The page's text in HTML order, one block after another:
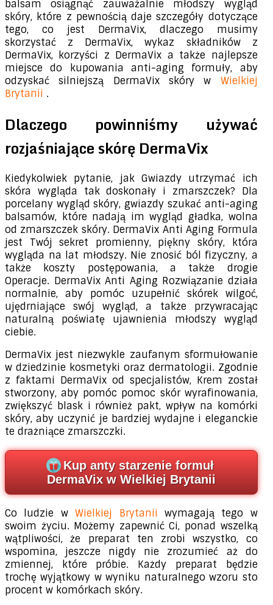
balsam osiągnąć zauważalnie młodszy wygląd
skóry, które z pewnością daje szczegóły dotyczące
tego, co jest DermaVix, dlaczego musimy
skorzystać z DermaVix, wykaz składników z
DermaVix, korzyści z DermaVix a także najlepsze
miejsce do kupowania anti-aging formuły, aby
odzyskać silniejszą DermaVix skóry w Wielkiej
Brytanii .
Dlaczego powinniśmy używać
rozjaśniające skórę DermaVix
Kiedykolwiek pytanie, jak Gwiazdy utrzymać ich
skóra wygląda tak doskonały i zmarszczek? Dla
porcelany wygląd skóry, gwiazdy szukać anti-aging
balsamów, które nadają im wygląd gładka, wolna
od zmarszczek skóry. DermaVix Anti Aging Formula
jest Twój sekret promienny, piękny skóry, która
wygląda na lat młodszy. Nie znosić ból fizyczny, a
także koszty postępowania, a także drogie
Operacje. DermaVix Anti Aging Rozwiązanie działa
normalnie, aby pomóc uzupełnić skórek wilgoć,
ujędrniające swój wygląd, a także przywracając
naturalną poświatę ujawnienia młodszy wygląd
ciebie.
DermaVix jest niezwykle zaufanym sformułowanie
w dziedzinie kosmetyki oraz dermatologii. Zgodnie
z faktami DermaVix od specjalistów, Krem został
stworzony, aby pomóc pomoc skór wyrafinowania,
zwiększyć blask i również pakt, wpływ na komórki
skóry, aby uczynić je bardziej wydajne i eleganckie
te drażniące zmarszczki.
Kup anty starzenie formuł
DermaVix w Wielkiej Brytanii
Co ludzie wWielkiej Brytanii wymagają tego w
swoim życiu. Możemy zapewnić Ci, ponad wszelką
wątpliwości, że preparat ten zrobi wszystko, co
wspomina, jeszcze nigdy nie zrozumieć aż do
zmiennej, które próbie. Każdy preparat będzie
trochę wyjątkowy w wyniku naturalnego wzoru sto
procent w komórkach skóry.